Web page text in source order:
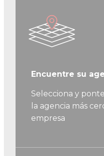
Encuentre su
Selecciona y
la agencia más
empresa